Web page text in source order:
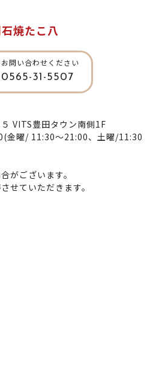
焼たこ八
問い合わせください
0565-31-5507
VITS豊田タウン南側1F
金曜/ 11:30～21:00、土曜/11:30
がございます。
せていただきます。